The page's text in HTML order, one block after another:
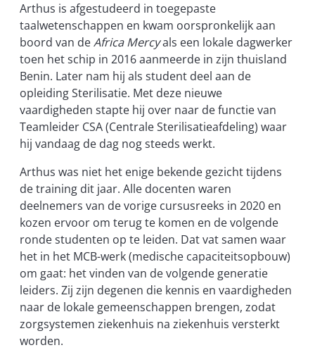
Arthus is afgestudeerd in toegepaste
taalwetenschappen en kwam oorspronkelijk aan
boord van deAfrica Mercyals een lokale dagwerker
toen het schip in 2016 aanmeerde in zijn thuisland
Benin. Later nam hij als student deel aan de
opleiding Sterilisatie. Met deze nieuwe
vaardigheden stapte hij over naar de functie van
Teamleider CSA (Centrale Sterilisatieafdeling) waar
hij vandaag de dag nog steeds werkt.
Arthus was niet het enige bekende gezicht tijdens
de training dit jaar. Alle docenten waren
deelnemers van de vorige cursusreeks in 2020 en
kozen ervoor om terug te komen en de volgende
ronde studenten op te leiden. Dat vat samen waar
het in het MCB-werk (medische capaciteitsopbouw)
om gaat: het vinden van de volgende generatie
leiders. Zij zijn degenen die kennis en vaardigheden
naar de lokale gemeenschappen brengen, zodat
zorgsystemen ziekenhuis na ziekenhuis versterkt
worden.